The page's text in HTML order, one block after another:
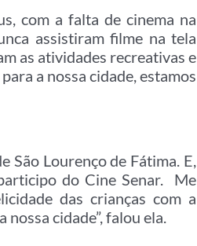
com a falta de cinema na
assistiram filme na tela
as atividades recreativas e
a nossa cidade, estamos
São Lourenço de Fátima. E,
do Cine Senar. Me
das crianças com a
cidade”, falou ela.